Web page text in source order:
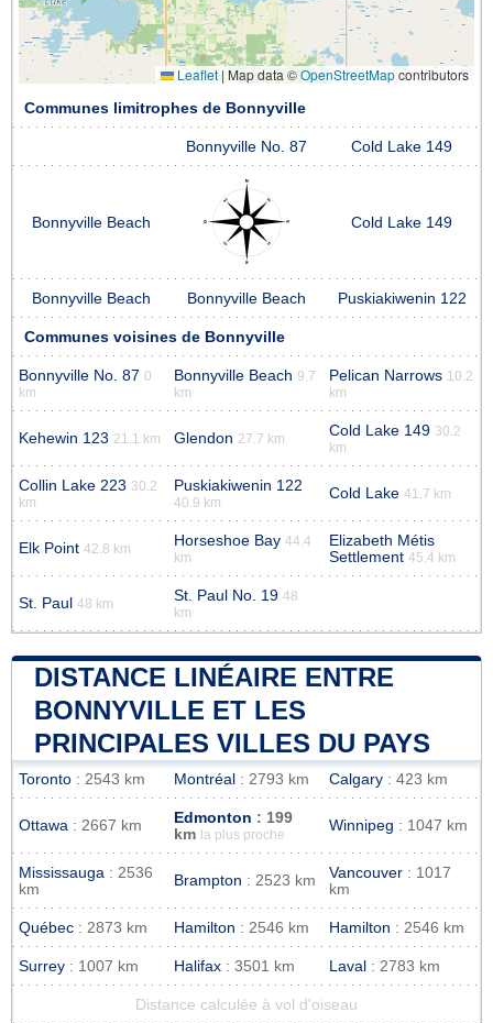
Leaflet | Map data ©OpenStreetMapcontributors
Communes limitrophes de Bonnyville
Bonnyville No. 87 Cold Lake 149
Bonnyville Beach Cold Lake 149
Bonnyville Beach Bonnyville Beach Puskiakiwenin 122
Communes voisines de Bonnyville
Bonnyville No. 87 0
km
Bonnyville Beach 9.7
km
Pelican Narrows 10.2
km
Kehewin 123 21.1 km Glendon 27.7 km Cold Lake 149 30.2
km
Collin Lake 223 30.2
km
Puskiakiwenin 122
40.9 km
Cold Lake 41.7 km
Elk Point 42.8 km Horseshoe Bay 44.4
km
Elizabeth Métis
Settlement 45.4 km
St. Paul 48 km St. Paul No. 19 48
km
DISTANCE LINÉAIRE ENTRE
BONNYVILLE ET LES
PRINCIPALES VILLES DU PAYS
Toronto : 2543 km Montréal : 2793 km Calgary : 423 km
Ottawa : 2667 km Edmonton : 199
km
la plus proche
Winnipeg : 1047 km
Mississauga : 2536
km
Brampton : 2523 km Vancouver : 1017
km
Québec : 2873 km Hamilton : 2546 km Hamilton : 2546 km
Surrey : 1007 km Halifax : 3501 km Laval : 2783 km
Distance calculée à vol d'oiseau